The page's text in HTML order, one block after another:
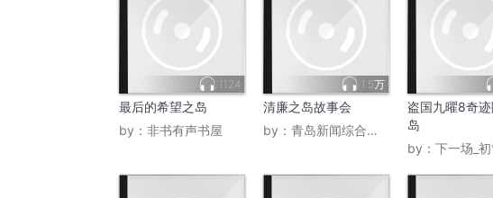
1124
最后的希望之岛
by： 非书有声书屋
1.5万
清廉之岛故事会
by： 青岛新闻综合广播
盗国九曜8奇迹
岛
by： 下一场_